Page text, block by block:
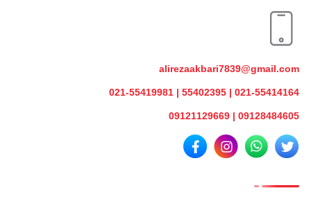
alirezaakbari7839@gmail.com
021-55414164 | 55402395 | 021-55419981
09128484605 | 09121129669